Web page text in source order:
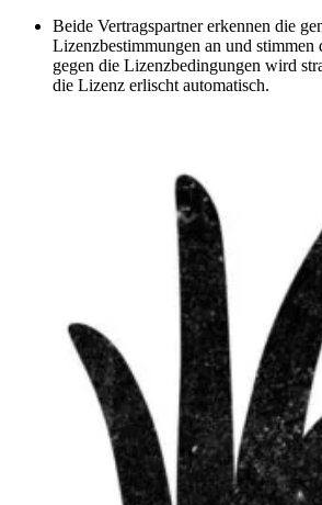
Beide Vertragspartner erkennen die
Lizenzbestimmungen an und stimmen
gegen die Lizenzbedingungen wird
die Lizenz erlischt automatisch.